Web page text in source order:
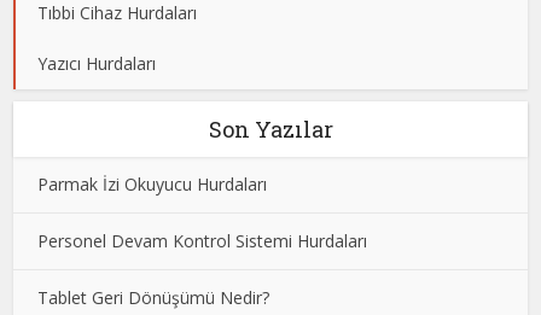
Tıbbi Cihaz Hurdaları
Yazıcı Hurdaları
Son Yazılar
Parmak İzi Okuyucu Hurdaları
Personel Devam Kontrol Sistemi Hurdaları
Tablet Geri Dönüşümü Nedir?